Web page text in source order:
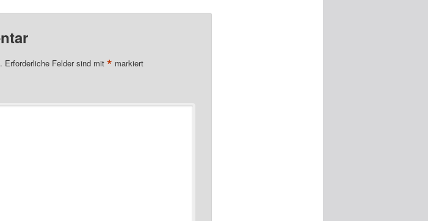
Erforderliche Felder sind mit * markiert